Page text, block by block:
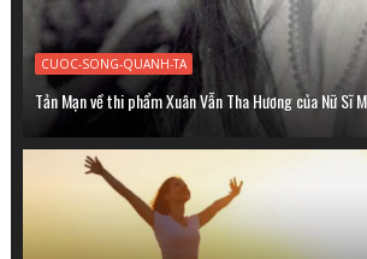
CUOC-SONG-QUANH-TA
Tản Mạn về thi phẩm Xuân Vẫn Tha Hương của Nữ Sĩ